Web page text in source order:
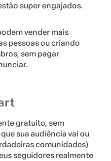
super engajados.
vender mais
pessoas ou criando
sem pagar
gratuito, sem
sua audiência vai ou
comunidades)
seguidores realmente